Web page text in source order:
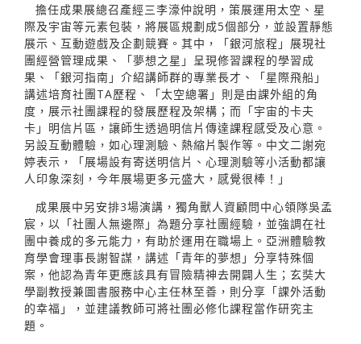
擔任成果展總召產經三李濠仲說明，策展運用太空、星
際及宇宙等元素包裝，將展區規劃成5個部分，並設置靜態
展示、互動遊戲及企劃競賽。其中，「銀河旅程」展現社
團經營管理成果、「夢想之星」呈現修習課程的學習成
果、「銀河指南」介紹講師群的專業長才、「星際飛船」
講述培育社團TA歷程、「太空總署」則是由課外組的角
度，展示社團課程的發展歷程及架構；而「宇宙的卡夫
卡」明信片區，讓師生透過明信片傳達課程感受及心意。
另設互動體驗，如心理測驗、熱縮片製作等。中文二謝宛
婷表示，「展場設有寄送明信片、心理測驗等小活動都讓
人印象深刻，今年展場更多元盛大，感覺很棒！」
成果展中另安排3場演講，獨角獸人資顧問中心領隊吳孟
宸，以「社團人無邊際」為題分享社團經驗，並強調在社
團中養成的多元能力，有助於運用在職場上。亞洲體驗教
育學會理事長謝智謀，講述「青年的夢想」分享特殊個
案，他認為青年更應該具有冒險精神去開闢人生；玄奘大
學副教授兼圖書服務中心主任林至善，則分享「課外活動
的幸福」，並建議教師可將社團必修化課程當作研究主
題。